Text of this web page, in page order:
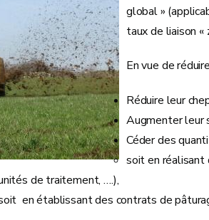
global »
taux de liaison «
En vue de
Réduire leur
Augmenter leur
Céder des
soit en réalisant
de traitement, ….),
en établissant des contrats de